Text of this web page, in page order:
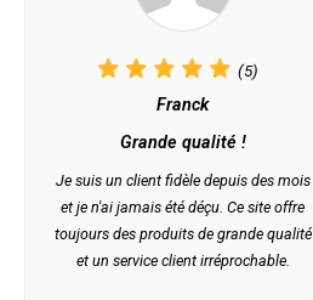
(5)
Franck
Grande qualité !
Je suis un client fidèle depuis des mois
et je n'ai jamais été déçu. Ce site offre
toujours des produits de grande qualité
et un service client irréprochable.